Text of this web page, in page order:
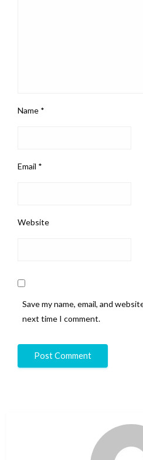
Name *
Email *
Website
Save my name, email, and
next time I comment.